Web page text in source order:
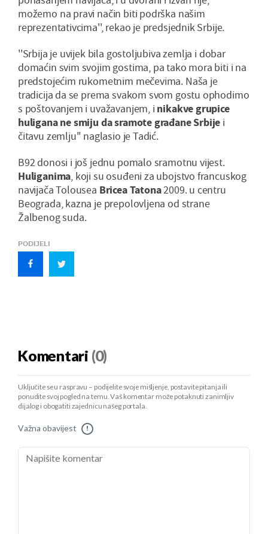
možemo na pravi način biti podrška našim
reprezentativcima'', rekao je predsjednik Srbije.
''Srbija je uvijek bila gostoljubiva zemlja i dobar
domaćin svim svojim gostima, pa tako mora biti i na
predstojećim rukometnim mečevima. Naša je
tradicija da se prema svakom svom gostu ophodimo
s poštovanjem i uvažavanjem, i nikakve grupice
huligana ne smiju da sramote građane Srbije i
čitavu zemlju'' naglasio je Tadić.
B92 donosi i još jednu pomalo sramotnu vijest.
Huliganima, koji su osuđeni za ubojstvo francuskog
navijača Tolousea Bricea Tatona2009. u centru
Beograda, kazna je prepolovljena od strane
Žalbenog suda.
PODIJELI
Komentari (0)
Uključite se u raspravu – podijelite svoje mišljenje, postavite pitanja ili
ponudite svoj pogled na temu. Vaš komentar može potaknuti zanimljiv
dijalog i obogatiti zajednicu našeg portala.
Važna obavijest !